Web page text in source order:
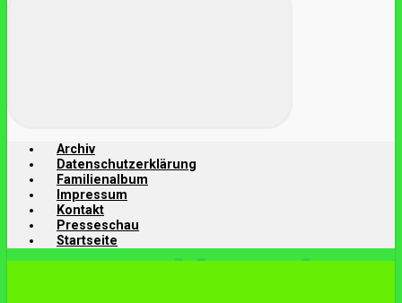
Archiv
Datenschutzerklärung
Familienalbum
Impressum
Kontakt
Presseschau
Startseite